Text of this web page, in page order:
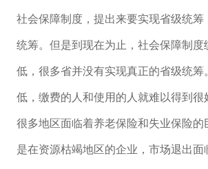
社会保障制度，提出来要实现省级统筹
统筹。但是到现在为止，社会保障制度
低，很多省并没有实现真正的省级统筹
低，缴费的人和使用的人就难以得到很
很多地区面临着养老保险和失业保险的
是在资源枯竭地区的企业，市场退出面